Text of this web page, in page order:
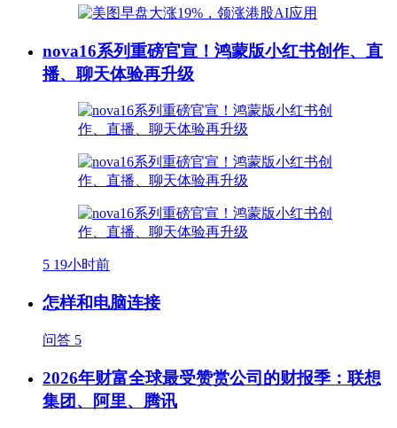
nova16系列重磅官宣！鸿蒙版小红书创作、直
播、聊天体验再升级
5 19小时前
怎样和电脑连接
问答 5
2026年财富全球最受赞赏公司的财报季：联想
集团、阿里、腾讯